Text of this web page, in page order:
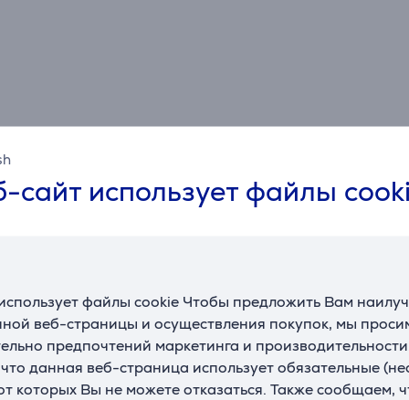
сайт использует файлы
файлы cookie Чтобы предложить Вам
веб-страницы и осуществления покупок, мы
предпочтений маркетинга и
данная веб-страница использует обязательные
которых Вы не можете отказаться. Также сообщаем,
Спецификация
Производитель
Hama
Цвет
черный